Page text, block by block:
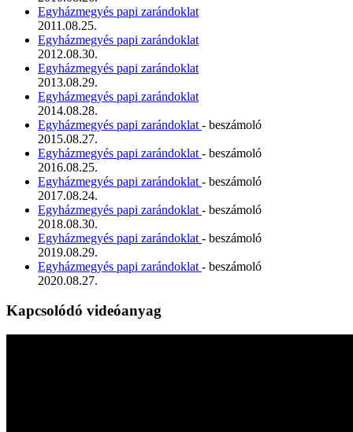
Egyházmegyés papi zarándoklat
2011.08.25.
Egyházmegyés papi zarándoklat
2012.08.30.
Egyházmegyés papi zarándoklat
2013.08.29.
Egyházmegyés papi zarándoklat
2014.08.28.
Egyházmegyés papi zarándoklat - beszámoló
2015.08.27.
Egyházmegyés papi zarándoklat - beszámoló
2016.08.25.
Egyházmegyés papi zarándoklat - beszámoló
2017.08.24.
Egyházmegyés papi zarándoklat - beszámoló
2018.08.30.
Egyházmegyés papi zarándoklat - beszámoló
2019.08.29.
Egyházmegyés papi zarándoklat - beszámoló
2020.08.27.
Kapcsolódó videóanyag